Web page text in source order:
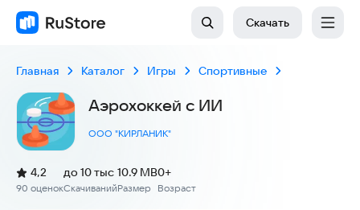
Скачать
Главная Каталог Игры Спортивные
Аэрохоккей с ИИ
ООО "КИРЛАНИК"
Рейтинг:
4,2
(
90 оценок
)
Скачиваний
до 10 тыс
Размер
10.9 MB
Возраст
0+